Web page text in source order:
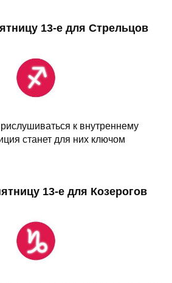
13-е для Стрельцов
к внутреннему
станет для них ключом
13-е для Козерогов